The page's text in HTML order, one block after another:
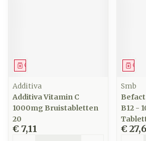
Geneesmiddel
Additiva
Additiva Vitamin C
1000mg Bruistabletten
20
€ 7,11
Smb
B12 -
€